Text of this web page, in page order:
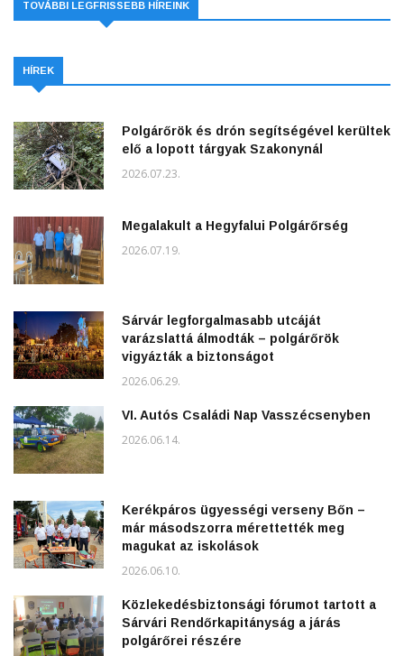
TOVÁBBI LEGFRISSEBB HÍREINK
HÍREK
Polgárőrök és drón segítségével kerültek
elő a lopott tárgyak Szakonynál
2026.07.23.
Megalakult a Hegyfalui Polgárőrség
2026.07.19.
Sárvár legforgalmasabb utcáját
varázslattá álmodták – polgárőrök
vigyázták a biztonságot
2026.06.29.
VI. Autós Családi Nap Vasszécsenyben
2026.06.14.
Kerékpáros ügyességi verseny Bőn –
már másodszorra mérettették meg
magukat az iskolások
2026.06.10.
Közlekedésbiztonsági fórumot tartott a
Sárvári Rendőrkapitányság a járás
polgárőrei részére